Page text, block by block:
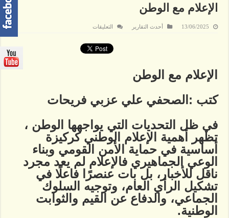
الإعلام مع الوطن
13/06/2025 أحدث التقارير التعليقات
الوطن
مغلقة
الإعلام مع الوطن
كتب :الصحفي علي عزبي فريحات
في ظل التحديات التي يواجهها الوطن ،
تظهر أهمية الإعلام الوطني كركيزة
أساسية في حماية الأمن القومي وبناء
الوعي الجماهيري فالإعلام لم يعد مجرد
ناقل للأخبار، بل بات عنصرًا فاعلًا في
تشكيل الرأي العام، وتوجيه السلوك
الجماعي، والدفاع عن القيم والثوابت
الوطنية.